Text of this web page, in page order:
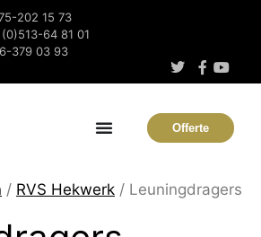
202 15 73
64 81 01
379 03 93
Offerte
/ RVS Hekwerk / Leuningdragers